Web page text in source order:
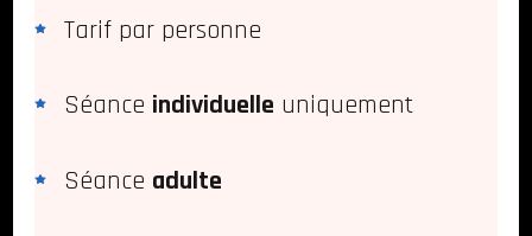
Tarif par personne
Séance individuelle uniquement
Séance adulte